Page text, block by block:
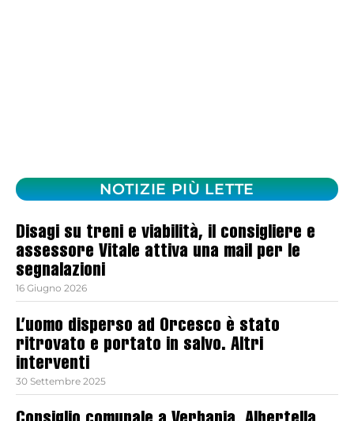
NOTIZIE PIÙ LETTE
Disagi su treni e viabilità, il consigliere e
assessore Vitale attiva una mail per le
segnalazioni
16 Giugno 2026
L’uomo disperso ad Orcesco è stato
ritrovato e portato in salvo. Altri
interventi
30 Settembre 2025